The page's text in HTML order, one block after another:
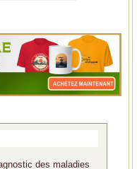
des maladies